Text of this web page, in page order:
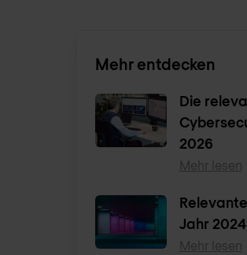
Mehr entdecken
Die
2026
Mehr lesen
Jahr 2024
Mehr lesen